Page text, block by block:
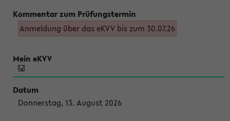
Anmeldung über das eKVV bis zum 30.07.26
Donnerstag, 13. August 2026